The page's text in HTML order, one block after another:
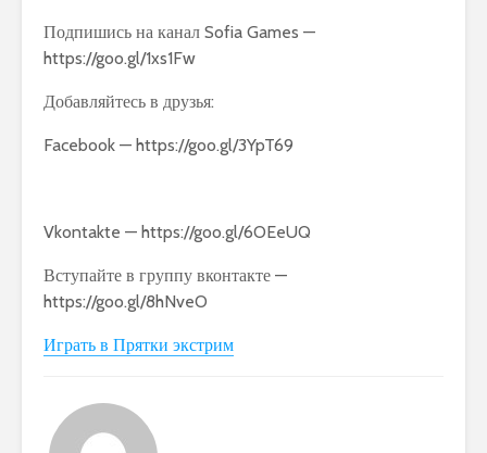
Подпишись на канал Sofia Games —
https://goo.gl/1xs1Fw
Добавляйтесь в друзья:
Facebook — https://goo.gl/3YpT69
Vkontakte — https://goo.gl/6OEeUQ
Вступайте в группу вконтакте —
https://goo.gl/8hNveO
Играть в Прятки экстрим